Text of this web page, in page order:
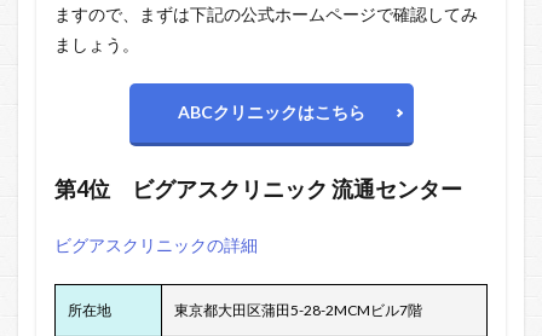
ますので、まずは下記の公式ホームページで確認してみ
ましょう。
ABCクリニックはこちら
第4位 ビグアスクリニック 流通センター
ビグアスクリニックの詳細
所在地 東京都大田区蒲田5-28-2MCMビル7階